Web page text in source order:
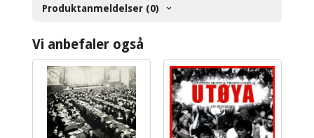
Produktanmeldelser (0)
Vi anbefaler også